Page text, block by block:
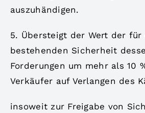
auszuhändigen.
5. Übersteigt der Wert der für
bestehenden Sicherheit
Forderungen um mehr als 10
Verkäufer auf Verlangen des
insoweit zur Freigabe von